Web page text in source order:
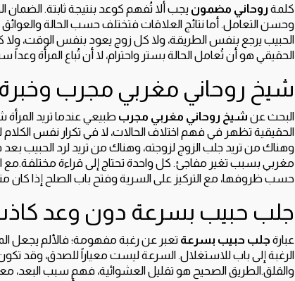
كلمة روحاني مضمون يجب ألا تُفهم كوعد بنتيجة ثابتة. الضمان
وحسن التعامل. أما نتائج العلاقات فتختلف حسب الحالة
الحبيب يرجع بنفس الطريقة، ولا كل زوج يعود بنفس الوقت،
الحقيقي هو أن تُعامل الحالة بستر واحترام، لا أن تُباع المرأة وعداً
شيخ روحاني مغربي مجرب وخبرة
البحث عن شيخ روحاني مغربي مجرب طبيعي عندما تريد المرأة
الحقيقية تظهر في فهم اختلاف الحالات، لا في تكرار نفس الكلام
وهناك من تريد جلب الزوج لزوجته، وهناك من تريد لرد
مغربي بسبب تغير مفاجئ. كل واحدة تحتاج إلى قراءة مختلفة.مع
حسب ظروفها، مع التركيز على السرية وفتح باب الصلح إذا كان
جلب حبيب بسرعة دون وعد
عبارة جلب حبيب بسرعة تعبر عن رغبة مفهومة؛ فالألم يجعل
الرغبة إلى باب للاستغلال. السرعة ليست معياراً للصدق، وقد
والقلق.الطريق الصحيح هو تقليل العشوائية، فهم سبب البعد،